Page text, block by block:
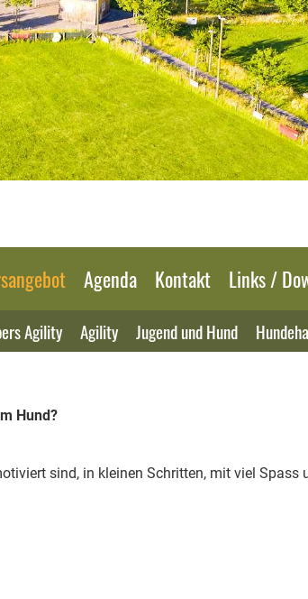
Agenda Kontakt Links /
Agility Agility Jugend und Hund
Hund?
sind, in kleinen Schritten, mit viel Spass